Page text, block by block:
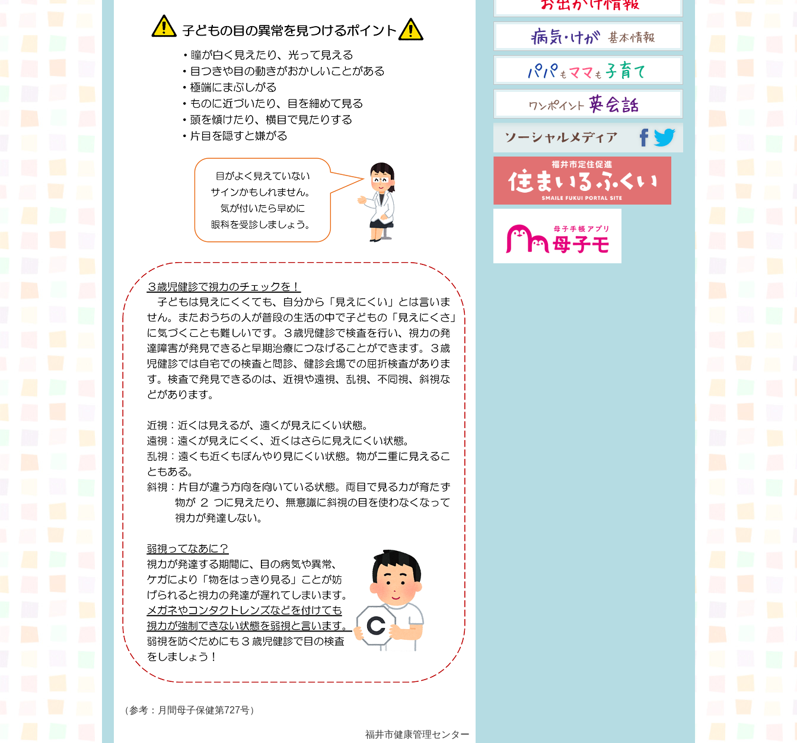
（参考：月間母子保健第727号）
福井市健康管理センター